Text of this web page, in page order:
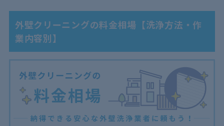
4.1アレルギーを引き起こす
4.2チョーキング現象が起きる
5
外壁クリーニングの料金は安くなる？自己流の懸念点
3選
5.1外壁材の破損を招く
5.2 完全な除去は難しい
外壁クリーニングの料金相場【洗浄方法・作
業内容別】